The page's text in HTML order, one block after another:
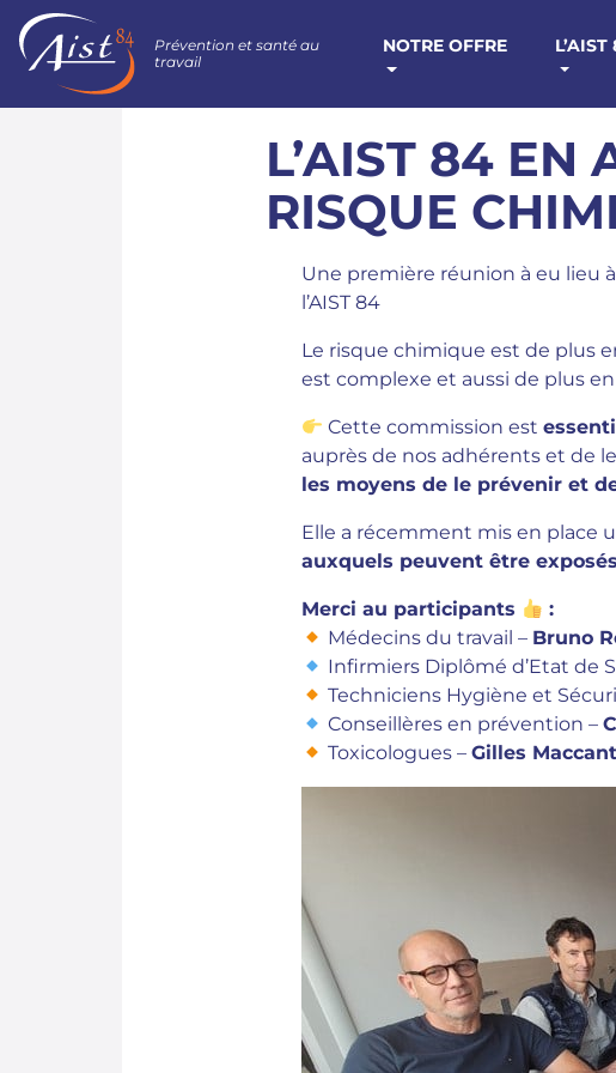
Prévention et santé au
travail
NOTRE OFFRE L’AIST
L’AIST 84 EN
RISQUE
Une première réunion à eu lieu
l’AIST 84
Le risque chimique est de plus
est complexe et aussi de plus
Cette commission est
auprès de nos adhérents et de
les moyens de le prévenir et
Elle a récemment mis en place
auxquels peuvent être
Merci au participants
:
Médecins du travail – Bruno
Infirmiers Diplômé d’Etat de
Techniciens Hygiène et
Conseillères en prévention –
Toxicologues –Gilles